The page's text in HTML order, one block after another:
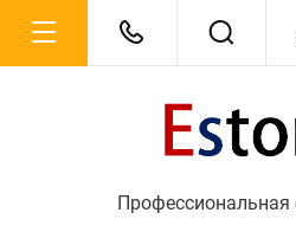
Профессиональная